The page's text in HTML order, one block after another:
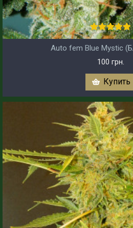
Auto fem Blue Mystic
100 грн.
Купить